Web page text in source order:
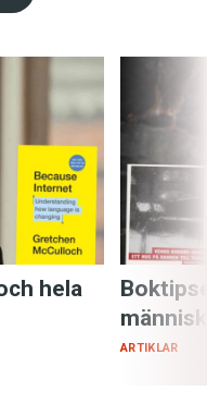
hela
ARTIKLAR